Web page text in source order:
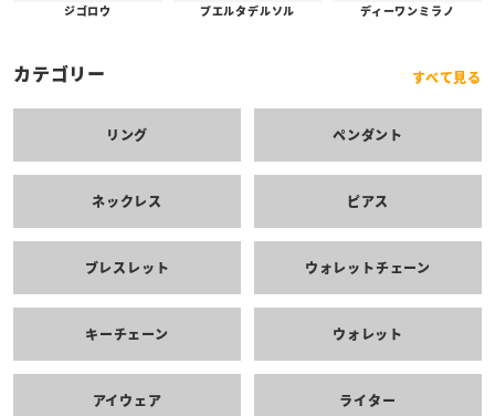
ジゴロウ プエルタデルソル ディーワンミラノ
カテゴリー すべて見る
リング ペンダント
ネックレス ピアス
ブレスレット ウォレットチェーン
キーチェーン ウォレット
アイウェア ライター